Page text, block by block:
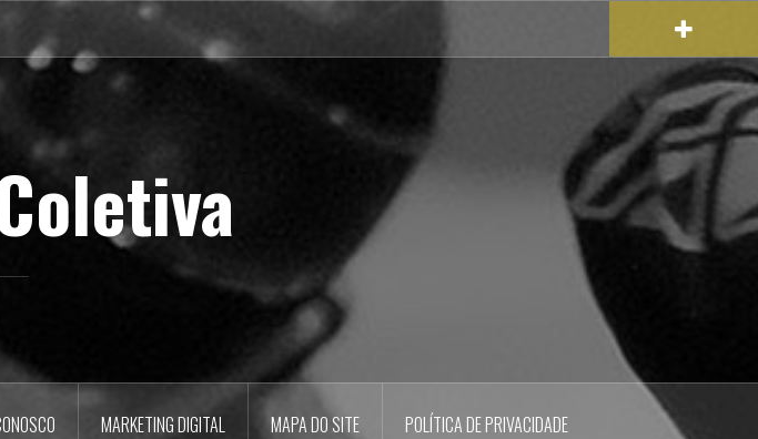
MARKETING DIGITAL MAPA DO SITE POLÍTICA DE PRIVACIDADE